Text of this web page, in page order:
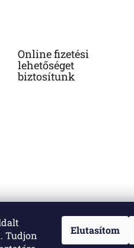
Tudjon
Elutasítom
Online fizetési
lehetőséget
biztosítunk